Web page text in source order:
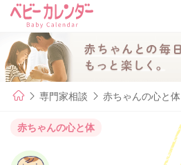
専門家相談 赤ちゃんの心と体
赤ちゃんの心と体